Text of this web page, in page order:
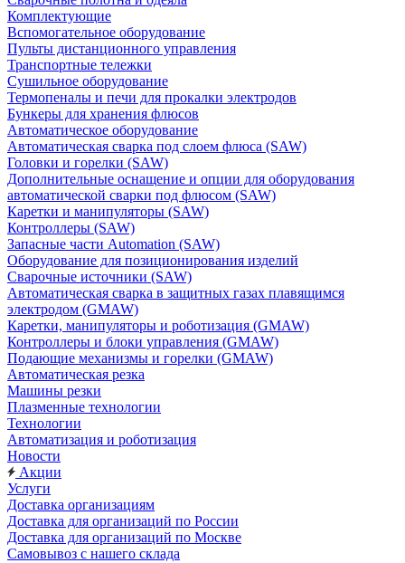
Комплектующие
Вспомогательное оборудование
Пульты дистанционного управления
Транспортные тележки
Сушильное оборудование
Термопеналы и печи для прокалки электродов
Бункеры для хранения флюсов
Автоматическое оборудование
Автоматическая сварка под слоем флюса (SAW)
Головки и горелки (SAW)
Дополнительные оснащение и опции для оборудования
автоматической сварки под флюсом (SAW)
Каретки и манипуляторы (SAW)
Контроллеры (SAW)
Запасные части Automation (SAW)
Оборудование для позиционирования изделий
Сварочные источники (SAW)
Автоматическая сварка в защитных газах плавящимся
электродом (GMAW)
Каретки, манипуляторы и роботизация (GMAW)
Контроллеры и блоки управления (GMAW)
Подающие механизмы и горелки (GMAW)
Автоматическая резка
Машины резки
Плазменные технологии
Технологии
Автоматизация и роботизация
Новости
Акции
Услуги
Доставка организациям
Доставка для организаций по России
Доставка для организаций по Москве
Самовывоз с нашего склада